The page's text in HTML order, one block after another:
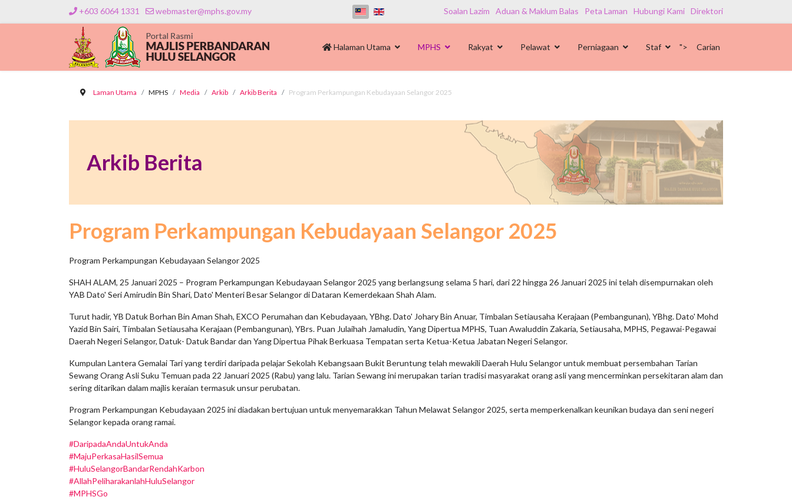
+603 6064 1331 webmaster@mphs.gov.my Soalan Lazim Aduan & Maklum Balas Peta Laman Hubungi Kami Direktori
Halaman Utama MPHS Rakyat Pelawat Perniagaan Staf "> Carian
Laman Utama MPHS Media Arkib Arkib Berita Program Perkampungan Kebudayaan Selangor 2025
Arkib Berita
Program Perkampungan Kebudayaan Selangor 2025
Program Perkampungan Kebudayaan Selangor 2025
SHAH ALAM, 25 Januari 2025 – Program Perkampungan Kebudayaan Selangor 2025 yang berlangsung selama 5 hari, dari 22 hingga 26 Januari 2025 ini telah disempurnakan oleh
YAB Dato' Seri Amirudin Bin Shari, Dato' Menteri Besar Selangor di Dataran Kemerdekaan Shah Alam.
Turut hadir, YB Datuk Borhan Bin Aman Shah, EXCO Perumahan dan Kebudayaan, YBhg. Dato' Johary Bin Anuar, Timbalan Setiausaha Kerajaan (Pembangunan), YBhg. Dato' Mohd
Yazid Bin Sairi, Timbalan Setiausaha Kerajaan (Pembangunan), YBrs. Puan Julaihah Jamaludin, Yang Dipertua MPHS, Tuan Awaluddin Zakaria, Setiausaha, MPHS, Pegawai-Pegawai
Daerah Negeri Selangor, Datuk- Datuk Bandar dan Yang Dipertua Pihak Berkuasa Tempatan serta Ketua-Ketua Jabatan Negeri Selangor.
Kumpulan Lantera Gemalai Tari yang terdiri daripada pelajar Sekolah Kebangsaan Bukit Beruntung telah mewakili Daerah Hulu Selangor untuk membuat persembahan Tarian
Sewang Orang Asli Suku Temuan pada 22 Januari 2025 (Rabu) yang lalu. Tarian Sewang ini merupakan tarian tradisi masyarakat orang asli yang mencerminkan persekitaran alam dan
sering ditarikan dalam majlis keraian termasuk unsur perubatan.
Program Perkampungan Kebudayaan 2025 ini diadakan bertujuan untuk menyemarakkan Tahun Melawat Selangor 2025, serta memperkenalkan keunikan budaya dan seni negeri
Selangor kepada orang ramai.
#DaripadaAndaUntukAnda
#MajuPerkasaHasilSemua
#HuluSelangorBandarRendahKarbon
#AllahPeliharakanlahHuluSelangor
#MPHSGo